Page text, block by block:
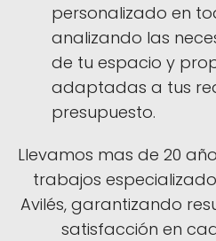
personalizado en
analizando las
de tu espacio y
adaptadas a tus
presupuesto.
Llevamos mas de 20
trabajos
Avilés, garantizando
satisfacción en